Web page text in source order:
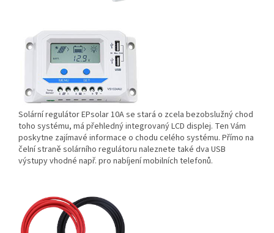
Solární regulátor EPsolar 10A se stará o zcela bezobslužný chod
toho systému, má přehledný integrovaný LCD displej. Ten Vám
poskytne zajímavé informace o chodu celého systému. Přímo na
čelní straně solárního regulátoru naleznete také dva USB
výstupy vhodné např. pro nabíjení mobilních telefonů.